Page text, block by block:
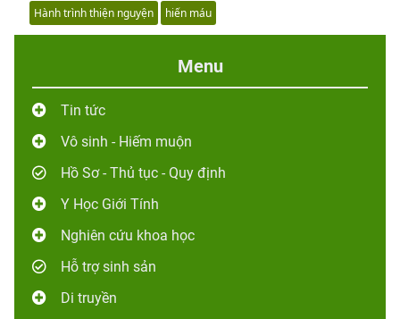
Hành trình thiện nguyện
hiến máu
Menu
Tin tức
Vô sinh - Hiếm muộn
Hồ Sơ - Thủ tục - Quy định
Y Học Giới Tính
Nghiên cứu khoa học
Hỗ trợ sinh sản
Di truyền